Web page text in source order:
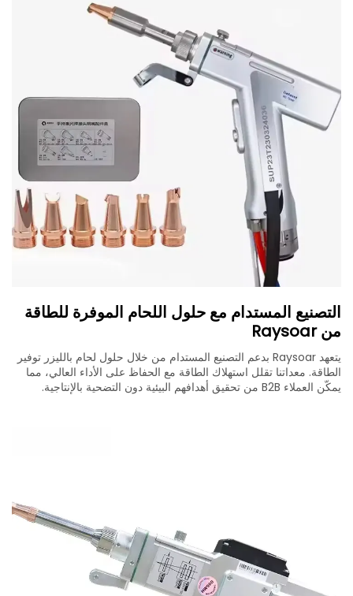
التصنيع المستدام مع حلول اللحام الموفرة للطاقة
من Raysoar
يتعهد Raysoar بدعم التصنيع المستدام من خلال حلول لحام بالليزر توفير
الطاقة. معداتنا تقلل استهلاك الطاقة مع الحفاظ على الأداء العالي، مما
يمكّن العملاء B2B من تحقيق أهدافهم البيئية دون التضحية بالإنتاجية.